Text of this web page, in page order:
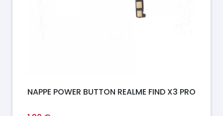
NAPPE POWER BUTTON REALME FIND X3 PRO